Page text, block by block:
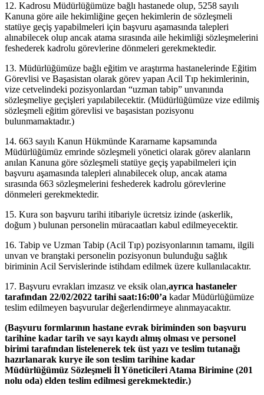
12. Kadrosu Müdürlüğümüze bağlı hastanede olup, 5258 sayılı
Kanuna göre aile hekimliğine geçen hekimlerin de sözleşmeli
statüye geçiş yapabilmeleri için başvuru aşamasında talepleri
alınabilecek olup ancak atama sırasında aile hekimliği sözleşmelerini
feshederek kadrolu görevlerine dönmeleri gerekmektedir.
13. Müdürlüğümüze bağlı eğitim ve araştırma hastanelerinde Eğitim
Görevlisi ve Başasistan olarak görev yapan Acil Tıp hekimlerinin,
vize cetvelindeki pozisyonlardan “uzman tabip” unvanında
sözleşmeliye geçişleri yapılabilecektir. (Müdürlüğümüze vize edilmiş
sözleşmeli eğitim görevlisi ve başasistan pozisyonu
bulunmamaktadır.)
14. 663 sayılı Kanun Hükmünde Kararname kapsamında
Müdürlüğümüz emrinde sözleşmeli yönetici olarak görev alanların
anılan Kanuna göre sözleşmeli statüye geçiş yapabilmeleri için
başvuru aşamasında talepleri alınabilecek olup, ancak atama
sırasında 663 sözleşmelerini feshederek kadrolu görevlerine
dönmeleri gerekmektedir.
15. Kura son başvuru tarihi itibariyle ücretsiz izinde (askerlik,
doğum ) bulunan personelin müracaatları kabul edilmeyecektir.
16. Tabip ve Uzman Tabip (Acil Tıp) pozisyonlarının tamamı, ilgili
unvan ve branştaki personelin pozisyonun bulunduğu sağlık
biriminin Acil Servislerinde istihdam edilmek üzere kullanılacaktır.
17. Başvuru evrakları imzasız ve eksik olan,ayrıca hastaneler
tarafından 22/02/2022 tarihi saat:16:00’a kadar Müdürlüğümüze
teslim edilmeyen başvurular değerlendirmeye alınmayacaktır.
(Başvuru formlarının hastane evrak biriminden son başvuru
tarihine kadar tarih ve sayı kaydı almış olması ve personel
birimi tarafından listelenerek tek üst yazı ve teslim tutanağı
hazırlanarak kurye ile son teslim tarihine kadar
Müdürlüğümüz Sözleşmeli İl Yöneticileri Atama Birimine (201
nolu oda) elden teslim edilmesi gerekmektedir.)